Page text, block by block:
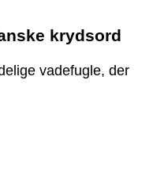
krydsord
vadefugle, der